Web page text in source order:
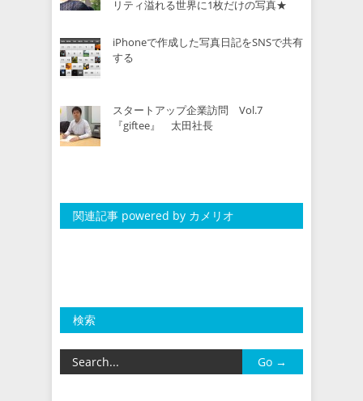
リティ溢れる世界に1枚だけの写真★
iPhoneで作成した写真日記をSNSで共有
する
スタートアップ企業訪問 Vol.7
『giftee』 太田社長
関連記事 powered by カメリオ
検索